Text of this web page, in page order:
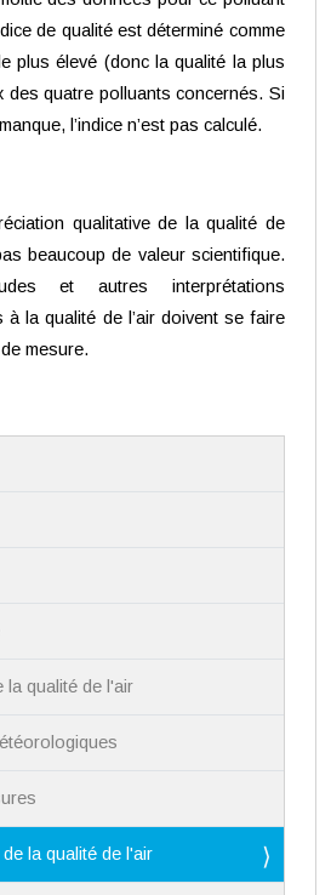
de qualité est déterminé comme
plus élevé (donc la qualité la plus
des quatre polluants concernés. Si
l’indice n’est pas calculé.
qualitative de la qualité de
beaucoup de valeur scientifique.
et autres interprétations
à la qualité de l’air doivent se faire
mesure.
la qualité de l'air
la qualité de l'air